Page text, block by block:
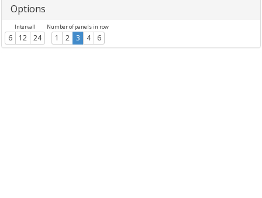
Options
Intervall
6 12 24
Number of panels in row
1 2 3 4 6